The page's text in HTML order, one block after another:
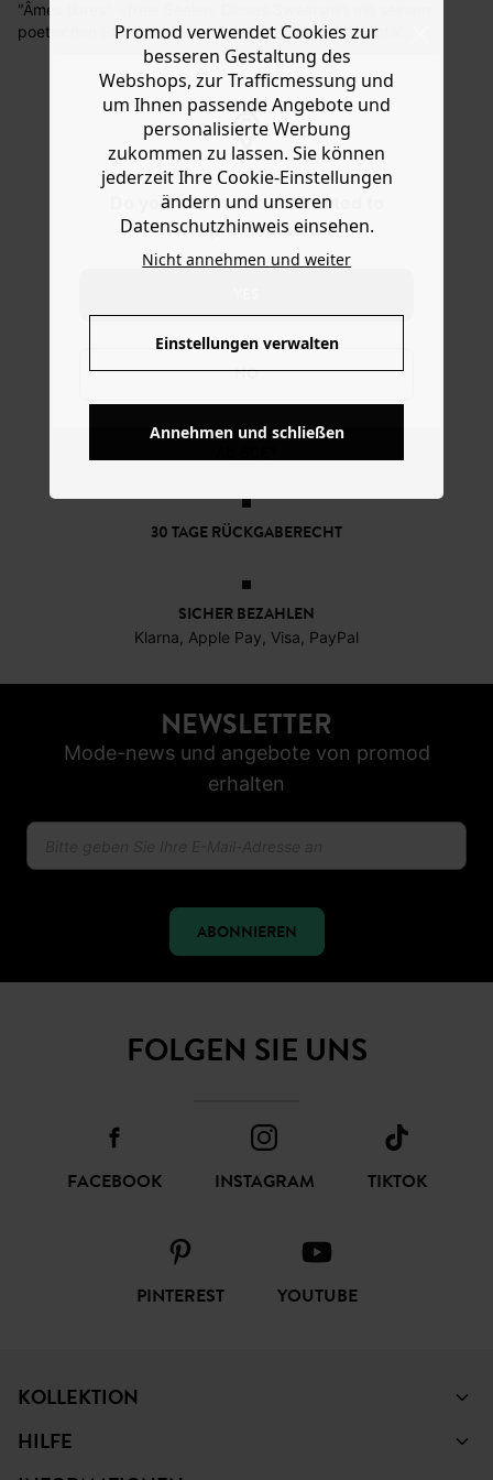
Do you want to be redirected to
www.promod.com ?
NO
Sie haben das Recht binnen30 Tagennach Erhalt der
Ware die Artikel zurückzuschicken oder umzutauschen.
"Âmes libres" - freie Seelen. Dieses Sweatshirt mit seinem
poetischen Statement steckt voller Vintage-Romantik.
Das Oversized-Modell mit besonderer Färbetechnik und
Printmotiv im Used-Look vorn hat einen unifarbenen
Rücken. Es ist aus weichem, innen aufgerautem Molton
gearbeitet mit langem Arm, geradem Saum und
Rippbündchen. Enthält Baumwolle aus biologischem
KOSTENFREIE LIEFERUNG
30 TAGE RÜCKGABERECHT
SICHER BEZAHLEN
Klarna, Apple Pay, Visa, PayPal
NEWSLETTER
Mode-news und angebote von promod
erhalten
ABONNIEREN
FOLGEN SIE UNS
FACEBOOK INSTAGRAM TIKTOK
PINTEREST YOUTUBE
KOLLEKTION
HILFE
Promod verwendet Cookies zur
besseren Gestaltung des
Webshops, zur Trafficmessung und
um Ihnen passende Angebote und
personalisierte Werbung
zukommen zu lassen. Sie können
jederzeit Ihre Cookie-Einstellungen
ändern und unseren
Datenschutzhinweis einsehen.
Nicht annehmen und weiter
Einstellungen verwalten
Annehmen und schließen